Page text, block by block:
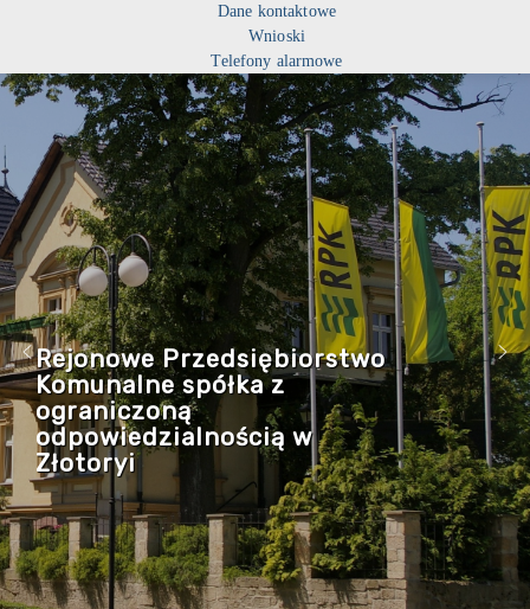
Dane kontaktowe
Wnioski
Telefony alarmowe
Rejonowe Przedsiębiorstwo
Komunalne spółka z
ograniczoną
odpowiedzialnością w
Złotoryi